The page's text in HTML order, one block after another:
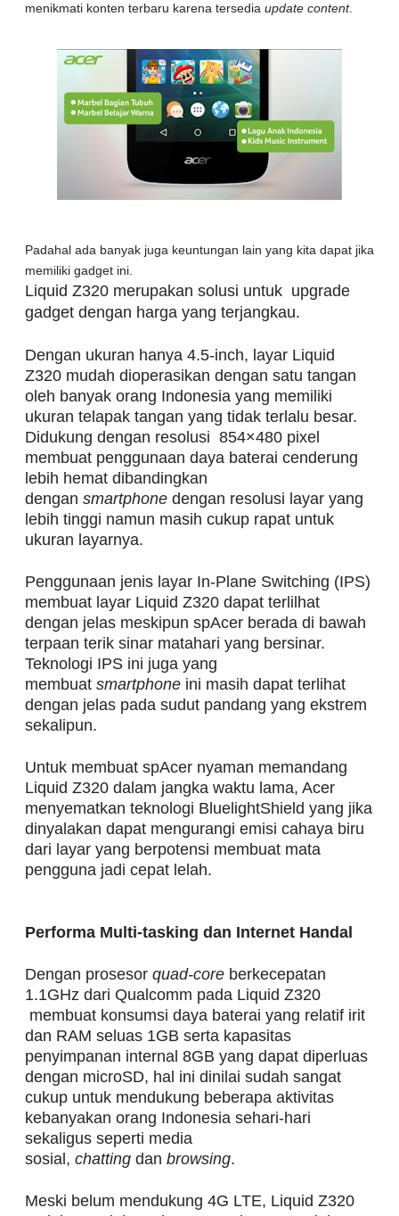
menikmati konten terbaru karena tersedia update content.
Padahal ada banyak juga keuntungan lain yang kita dapat jika
memiliki gadget ini.
Liquid Z320 merupakan solusi untuk upgrade
gadget dengan harga yang terjangkau.
Dengan ukuran hanya 4.5-inch, layar Liquid
Z320 mudah dioperasikan dengan satu tangan
oleh banyak orang Indonesia yang memiliki
ukuran telapak tangan yang tidak terlalu besar.
Didukung dengan resolusi 854×480 pixel
membuat penggunaan daya baterai cenderung
lebih hemat dibandingkan
dengan smartphonedengan resolusi layar yang
lebih tinggi namun masih cukup rapat untuk
ukuran layarnya.
Penggunaan jenis layar In-Plane Switching (IPS)
membuat layar Liquid Z320 dapat terlilhat
dengan jelas meskipun spAcer berada di bawah
terpaan terik sinar matahari yang bersinar.
Teknologi IPS ini juga yang
membuat smartphone ini masih dapat terlihat
dengan jelas pada sudut pandang yang ekstrem
sekalipun.
Untuk membuat spAcer nyaman memandang
Liquid Z320 dalam jangka waktu lama, Acer
menyematkan teknologi BluelightShield yang jika
dinyalakan dapat mengurangi emisi cahaya biru
dari layar yang berpotensi membuat mata
pengguna jadi cepat lelah.
Performa Multi-tasking dan Internet Handal
Dengan prosesor quad-coreberkecepatan
1.1GHz dari Qualcomm pada Liquid Z320
membuat konsumsi daya baterai yang relatif irit
dan RAM seluas 1GB serta kapasitas
penyimpanan internal 8GB yang dapat diperluas
dengan microSD, hal ini dinilai sudah sangat
cukup untuk mendukung beberapa aktivitas
kebanyakan orang Indonesia sehari-hari
sekaligus seperti media
sosial, chattingdan browsing.
Meski belum mendukung 4G LTE, Liquid Z320